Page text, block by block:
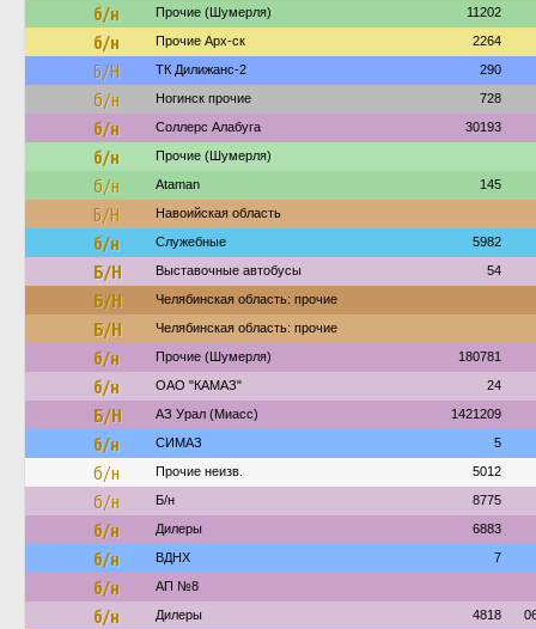
б/н Прочие (Шумерля) 11202
б/н Прочие Арх-ск 2264
Б/Н ТК Дилижанс-2 290
б/н Ногинск прочие 728
б/н Соллерс Алабуга 30193
б/н Прочие (Шумерля)
б/н Ataman 145
Б/Н Навоийская область
б/н Служебные 5982
Б/Н Выставочные автобусы 54
Б/Н Челябинская область: прочие
Б/Н Челябинская область: прочие
б/н Прочие (Шумерля) 180781
б/н ОАО "КАМАЗ" 24
Б/Н АЗ Урал (Миасс) 1421209
б/н СИМАЗ 5
б/н Прочие неизв. 5012
б/н Б/н 8775
б/н Дилеры 6883
б/н ВДНХ 7
б/н АП №8
б/н Дилеры 4818